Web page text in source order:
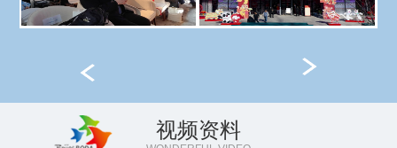
视频资料